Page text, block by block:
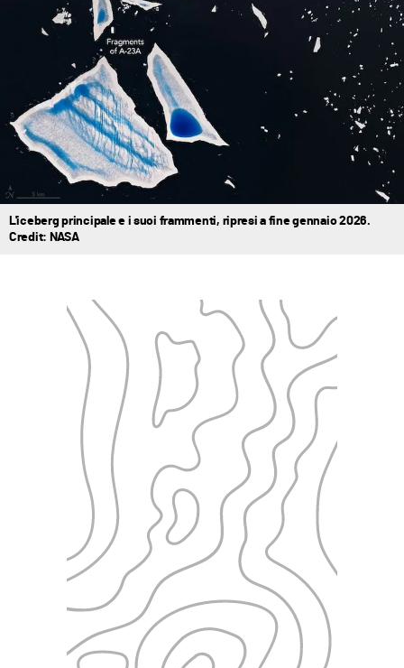
L'iceberg principale e i suoi frammenti, ripresi a fine gennaio 2026.
Credit: NASA